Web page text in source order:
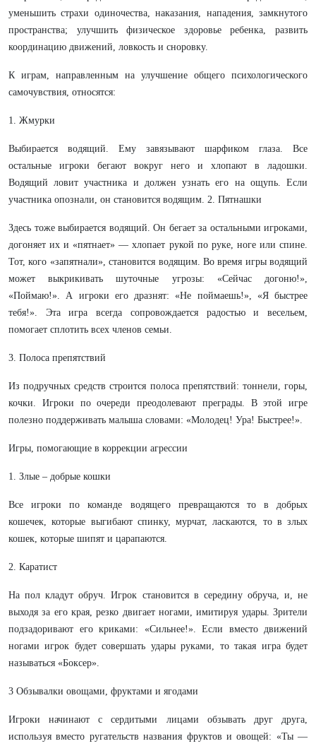
уменьшить страхи одиночества, наказания, нападения, замкнутого
пространства; улучшить физическое здоровье ребенка, развить
координацию движений, ловкость и сноровку.
К играм, направленным на улучшение общего психологического
самочувствия, относятся:
1. Жмурки
Выбирается водящий. Ему завязывают шарфиком глаза. Все
остальные игроки бегают вокруг него и хлопают в ладошки.
Водящий ловит участника и должен узнать его на ощупь. Если
участника опознали, он становится водящим. 2. Пятнашки
Здесь тоже выбирается водящий. Он бегает за остальными игроками,
догоняет их и «пятнает» — хлопает рукой по руке, ноге или спине.
Тот, кого «запятнали», становится водящим. Во время игры водящий
может выкрикивать шуточные угрозы: «Сейчас догоню!»,
«Поймаю!». А игроки его дразнят: «Не поймаешь!», «Я быстрее
тебя!». Эта игра всегда сопровождается радостью и весельем,
помогает сплотить всех членов семьи.
3. Полоса препятствий
Из подручных средств строится полоса препятствий: тоннели, горы,
кочки. Игроки по очереди преодолевают преграды. В этой игре
полезно поддерживать малыша словами: «Молодец! Ура! Быстрее!».
Игры, помогающие в коррекции агрессии
1. Злые – добрые кошки
Все игроки по команде водящего превращаются то в добрых
кошечек, которые выгибают спинку, мурчат, ласкаются, то в злых
кошек, которые шипят и царапаются.
2. Каратист
На пол кладут обруч. Игрок становится в середину обруча, и, не
выходя за его края, резко двигает ногами, имитируя удары. Зрители
подзадоривают его криками: «Сильнее!». Если вместо движений
ногами игрок будет совершать удары руками, то такая игра будет
называться «Боксер».
3 Обзывалки овощами, фруктами и ягодами
Игроки начинают с сердитыми лицами обзывать друг друга,
используя вместо ругательств названия фруктов и овощей: «Ты —